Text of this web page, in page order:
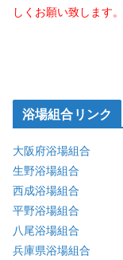
しくお願い致します。
浴場組合リンク
大阪府浴場組合
生野浴場組合
西成浴場組合
平野浴場組合
八尾浴場組合
兵庫県浴場組合